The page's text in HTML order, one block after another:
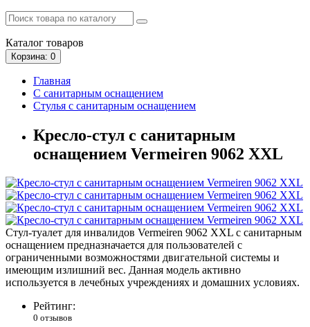
Каталог товаров
Корзина: 0
Главная
С санитарным оснащением
Стулья с санитарным оснащением
Кресло-стул с санитарным
оснащением Vermeiren 9062 XXL
Стул-туалет для инвалидов Vermeiren 9062 XXL с санитарным
оснащением предназначается для пользователей с
ограниченными возможностями двигательной системы и
имеющим излишний вес. Данная модель активно
используется в лечебных учреждениях и домашних условиях.
Рейтинг:
0 отзывов